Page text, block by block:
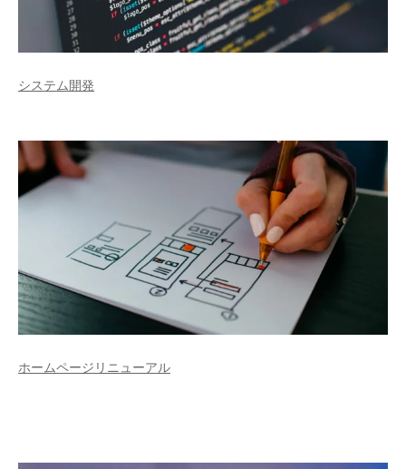
システム開発
ホームページリニューアル